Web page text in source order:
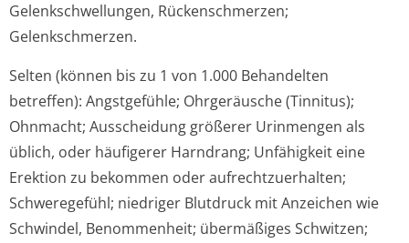
Gelenkschwellungen, Rückenschmerzen;
Gelenkschmerzen.
Selten (können bis zu 1 von 1.000 Behandelten
betreffen): Angstgefühle; Ohrgeräusche (Tinnitus);
Ohnmacht; Ausscheidung größerer Urinmengen als
üblich, oder häufigerer Harndrang; Unfähigkeit eine
Erektion zu bekommen oder aufrechtzuerhalten;
Schweregefühl; niedriger Blutdruck mit Anzeichen wie
Schwindel, Benommenheit; übermäßiges Schwitzen;